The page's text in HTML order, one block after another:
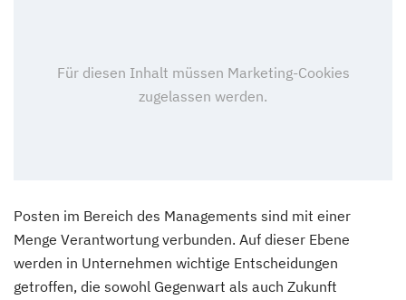
Posten im Bereich des Managements sind mit einer
Menge Verantwortung verbunden. Auf dieser Ebene
werden in Unternehmen wichtige Entscheidungen
getroffen, die sowohl Gegenwart als auch Zukunft